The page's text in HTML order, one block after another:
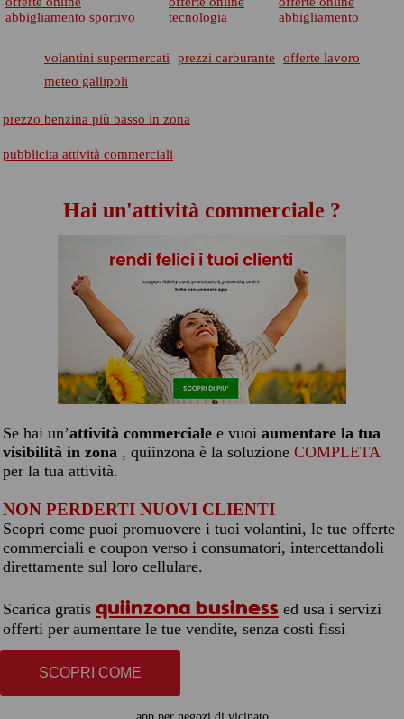
abbigliamento sportivo
tecnologia
abbigliamento
volantini supermercati prezzi carburante
offerte lavoro
meteo gallipoli
prezzo benzina più basso in zona
pubblicita attività commerciali
Hai un'attività commerciale ?
Se hai un’attività commerciale e vuoi aumentare la tua
visibilità in zona , quiinzona è la soluzione COMPLETA
per la tua attività.
NON PERDERTI NUOVI CLIENTI
Scopri come puoi promuovere i tuoi volantini, le tue offerte
commerciali e coupon verso i consumatori, intercettandoli
direttamente sul loro cellulare.
Scarica gratis quiinzona business ed usa i servizi
offerti per aumentare le tue vendite, senza costi fissi
SCOPRI COME